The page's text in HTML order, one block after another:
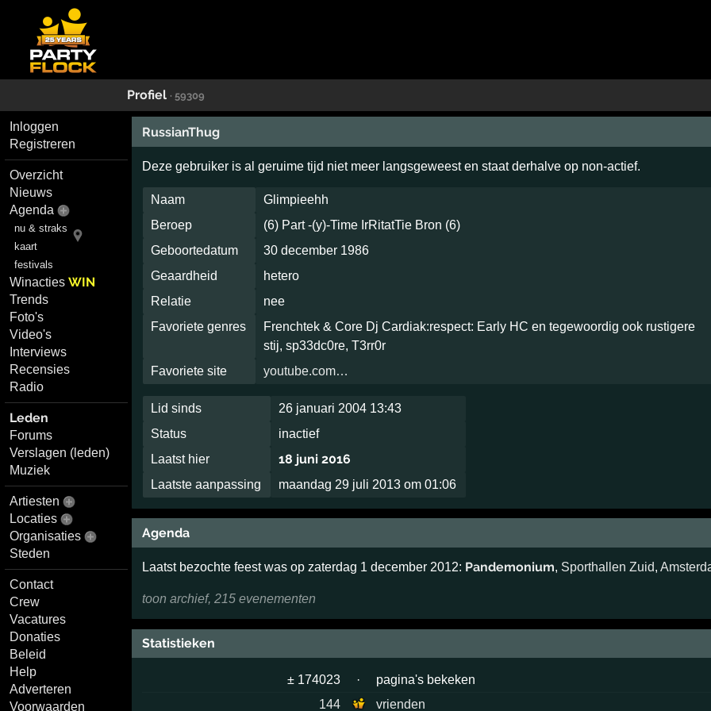
Profiel · 59309
Inloggen
Registreren
Overzicht
Nieuws
Agenda
nu & straks
kaart
festivals
WinactiesWIN
Trends
Foto's
Video's
Interviews
Recensies
Radio
Leden
Forums
Verslagen (leden)
Muziek
Artiesten
Locaties
Organisaties
Steden
Contact
Crew
Vacatures
Donaties
Beleid
Help
Adverteren
Voorwaarden
RussianThug
Deze gebruiker is al geruime tijd niet meer langsgeweest en staat derhalve op non-actief.
Naam
Glimpieehh
Beroep
(6) Part -(y)-Time IrRitatTie Bron (6)
Geboortedatum
30 december 1986
Geaardheid
hetero
Relatie
nee
Favoriete genres
Frenchtek & Core Dj Cardiak:respect: Early HC en tegewoordig ook rustigere
stij, sp33dc0re, T3rr0r
Favoriete site
youtube.com…
Lid sinds
26 januari 2004 13:43
Status
inactief
Laatst hier
18 juni 2016
Laatste aanpassing maandag 29 juli 2013 om 01:06
Agenda
Laatst bezochte feest was op zaterdag 1 december 2012: Pandemonium, Sporthallen Zuid,
toon archief, 215 evenementen
Statistieken
± 174023 ·
pagina's bekeken
144
vrienden